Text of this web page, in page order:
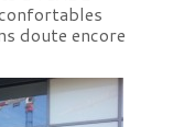
doute encore